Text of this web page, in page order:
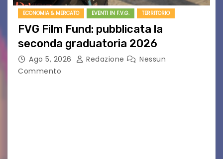
ECONOMIA & MERCATO EVENTI IN F.V.G. TERRITORIO
FVG Film Fund: pubblicata la
seconda graduatoria 2026
Ago 5, 2026 Redazione
Nessun
Commento